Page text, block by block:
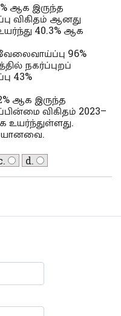
ஆக இருந்த
விகிதம் ஆனது
40.3% ஆக
96%
நகர்ப்புறப்
43%
ஆக இருந்த
விகிதம் 2023–
d.